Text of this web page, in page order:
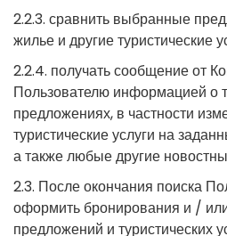
2.2.3. сравнить выбранные
жилье и другие туристические
2.2.4. получать сообщение от
Пользователю информацией о
предложениях, в частности
туристические услуги на
а также любые другие
2.3. После окончания поиска
оформить бронирования и /
предложений и туристических